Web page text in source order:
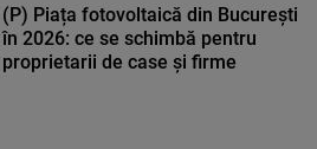
(P) Piața fotovoltaică din București
în 2026: ce se schimbă pentru
proprietarii de case și firme